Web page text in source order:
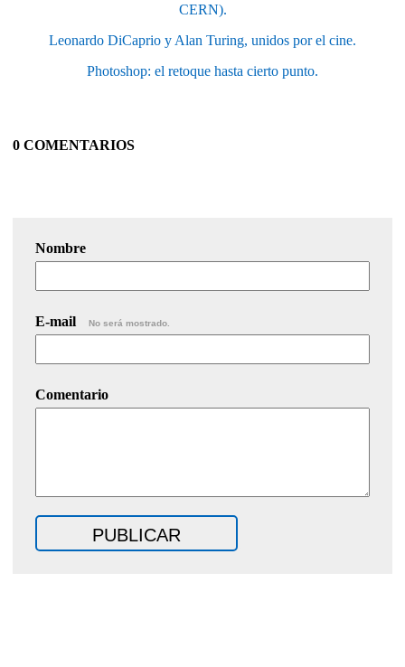
CERN).
Leonardo DiCaprio y Alan Turing, unidos por el cine.
Photoshop: el retoque hasta cierto punto.
0 COMENTARIOS
Nombre
E-mail No será mostrado.
Comentario